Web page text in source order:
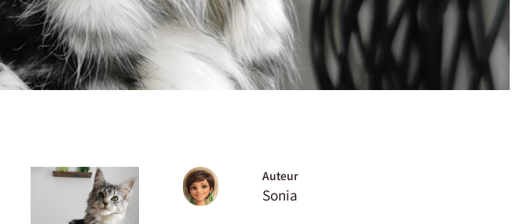
Auteur
Sonia